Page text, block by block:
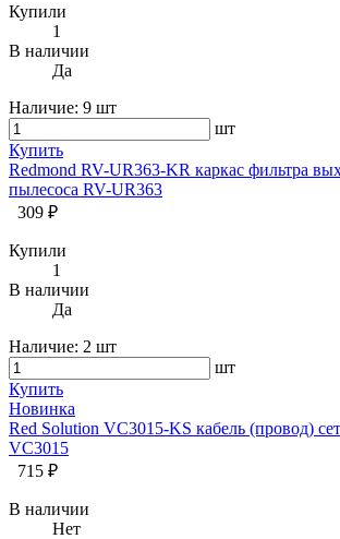
Купили
1
В наличии
Да
Наличие: 9 шт
шт
Купить
Redmond RV-UR363-KR каркас фильтра
пылесоса RV-UR363
309 ₽
Купили
1
В наличии
Да
Наличие: 2 шт
шт
Купить
Новинка
Red Solution VC3015-KS кабель (провод)
VC3015
715 ₽
В наличии
Нет